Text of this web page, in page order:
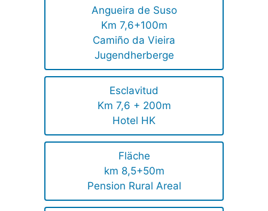
Angueira de Suso
Km 7,6+100m
Camiño da Vieira
Jugendherberge
Esclavitud
Km 7,6 + 200m
Hotel HK
Fläche
km 8,5+50m
Pension Rural Areal